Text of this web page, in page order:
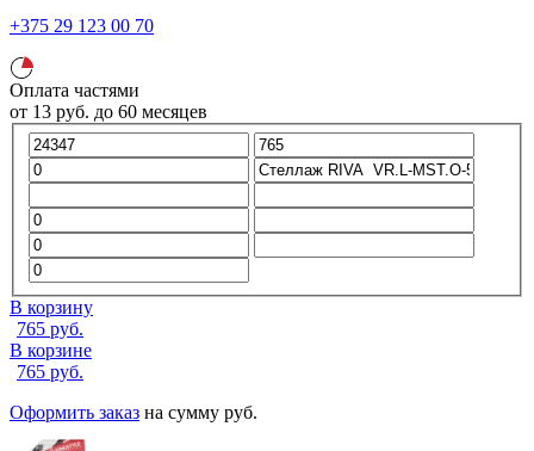
+375 29 123 00 70
Оплата частями
от 13 руб. до 60 месяцев
В корзину
765 руб.
В корзине
765 руб.
Оформить заказ на сумму руб.